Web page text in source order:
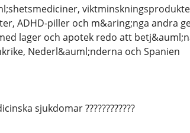
ADHD-piller och m&aring;nga andra
lager och apotek redo att
Nederl&auml;nderna och Spanien
sjukdomar ????????????​​​​​​​​​​​